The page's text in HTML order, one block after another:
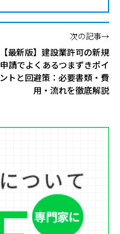
次の記事→
【最新版】建設業許可の新規
申請でよくあるつまずきポイ
ントと回避策：必要書類・費
用・流れを徹底解説